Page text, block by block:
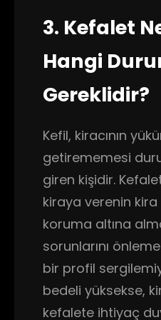
3. Kefalet
Hangi
Gereklidir?
Kefil, kiracının
getirememesi
giren kişidir.
kiraya verenin kira
koruma altına
sorunlarını
bir profil
bedeli yüksekse,
kefalete ihtiyaç